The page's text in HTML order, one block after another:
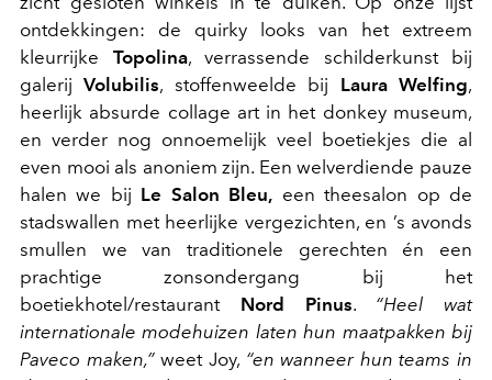
ontdekkingen: de quirky looks van het extreem
kleurrijke Topolina, verrassende schilderkunst bij
galerijVolubilis, stoffenweelde bij Laura Welfing,
heerlijk absurde collage art in het donkey museum,
en verder nog onnoemelijk veel boetiekjes die al
even mooi als anoniem zijn. Een welverdiende pauze
halen we bij Le Salon Bleu, een theesalon op de
stadswallen met heerlijke vergezichten, en ’s avonds
smullen we van traditionele gerechten én een
prachtige zonsondergang bij het
boetiekhotel/restaurant Nord Pinus. “Heel wat
internationale modehuizen laten hun maatpakken bij
Paveco maken,”weet Joy, “en wanneer hun teams in